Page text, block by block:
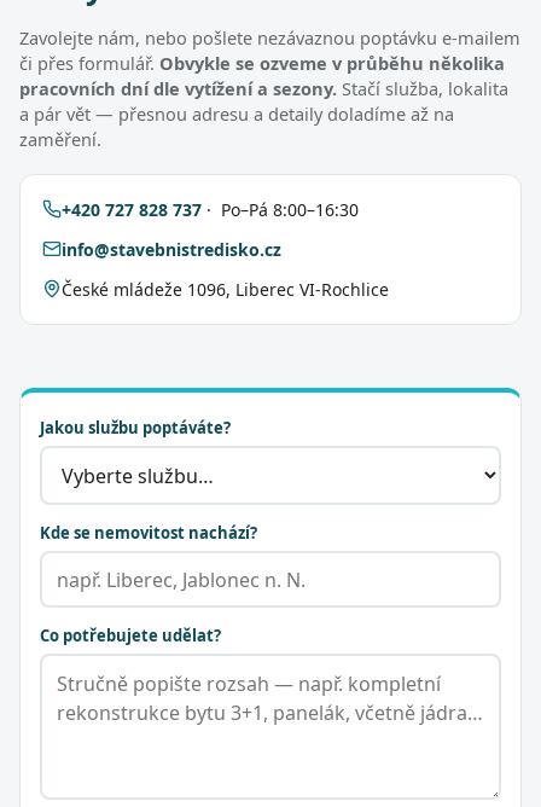
Zavolejte nám, nebo pošlete nezávaznou poptávku e-mailem
či přes formulář. Obvykle se ozveme v průběhu několika
pracovních dní dle vytížení a sezony. Stačí služba, lokalita
a pár vět — přesnou adresu a detaily doladíme až na
zaměření.
+420 727 828 737 · Po–Pá 8:00–16:30
info@stavebnistredisko.cz
České mládeže 1096, Liberec VI-Rochlice
Jakou službu poptáváte?
Kde se nemovitost nachází?
Co potřebujete udělat?